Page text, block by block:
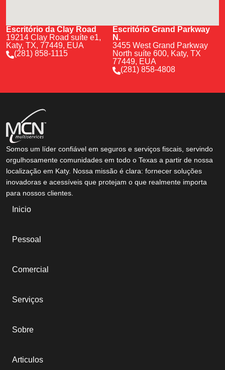
Escritório da Clay Road
19214 Clay Road suíte e1,
Katy, TX, 77449, EUA
(281) 858-1115
Escritório Grand Parkway
N.
3455 West Grand Parkway
North suíte 600, Katy, TX
77449, EUA
(281) 858-4808
Somos um líder confiável em seguros e serviços fiscais, servindo
orgulhosamente comunidades em todo o Texas a partir de nossa
localização em Katy. Nossa missão é clara: fornecer soluções
inovadoras e acessíveis que protejam o que realmente importa
para nossos clientes.
Inicio
Pessoal
Comercial
Serviços
Sobre
Articulos